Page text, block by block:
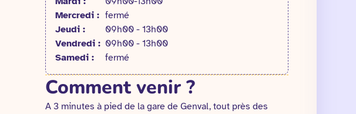
Mercredi : fermé
Jeudi :
09h00 - 13h00
Vendredi : 09h00 - 13h00
Samedi :
fermé
Comment venir ?
A 3 minutes à pied de la gare de Genval, tout près des